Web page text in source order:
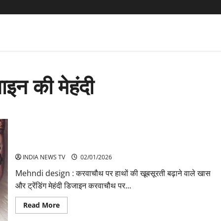
की मेहंदी
INDIA NEWS TV 02/01/2026
Mehndi design : करवाचौथ पर हाथों की खूबसूरती बढ़ाने वाले खास
और ट्रेंडिंग मेहंदी डिजाइन करवाचौथ पर...
Read MoreRead
more